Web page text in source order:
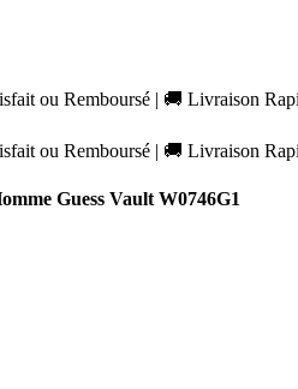
ou Remboursé | 🚚 Livraison
ou Remboursé | 🚚 Livraison
Guess Vault W0746G1